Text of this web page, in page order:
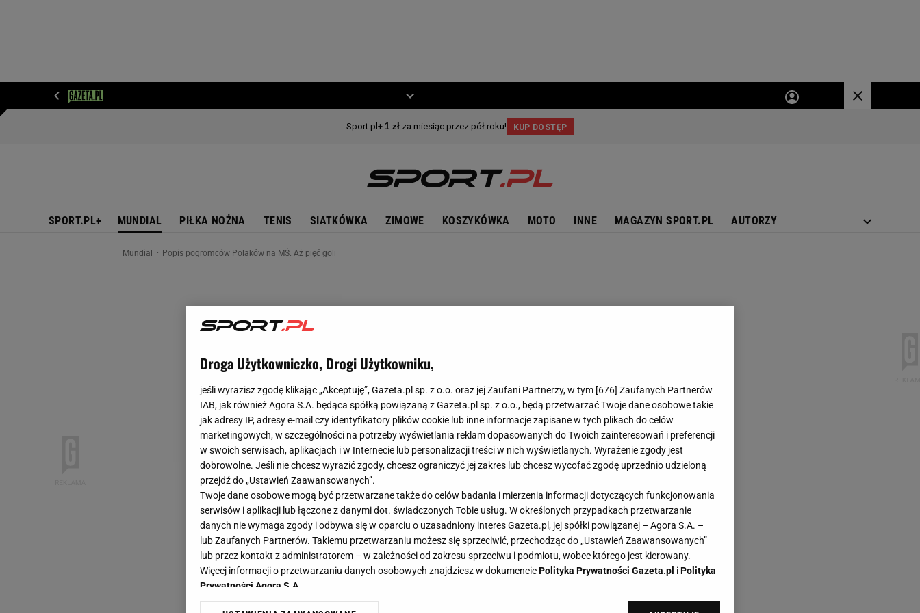
SPORT.PL+ MUNDIAL PIŁKA NOŻNA TENIS SIATKÓWKA ZIMOWE KOSZYKÓWKA MOTO INNE MAGAZYN SPORT.PL AUTORZY
Mundial Popis pogromców Polaków na MŚ. Aż pięć goli
Droga Użytkowniczko, Drogi Użytkowniku,
jeśli wyrazisz zgodę klikając „Akceptuję”, Gazeta.pl sp. z o.o. oraz jej Zaufani Partnerzy, w tym [676] Zaufanych Partnerów
IAB, jak również Agora S.A. będąca spółką powiązaną z Gazeta.pl sp. z o.o., będą przetwarzać Twoje dane osobowe takie
jak adresy IP, adresy e-mail czy identyfikatory plików cookie lub inne informacje zapisane w tych plikach do celów
marketingowych, w szczególności na potrzeby wyświetlania reklam dopasowanych do Twoich zainteresowań i preferencji
w swoich serwisach, aplikacjach i w Internecie lub personalizacji treści w nich wyświetlanych. Wyrażenie zgody jest
dobrowolne. Jeśli nie chcesz wyrazić zgody, chcesz ograniczyć jej zakres lub chcesz wycofać zgodę uprzednio udzieloną
przejdź do „Ustawień Zaawansowanych”.
Twoje dane osobowe mogą być przetwarzane także do celów badania i mierzenia informacji dotyczących funkcjonowania
serwisów i aplikacji lub łączone z danymi dot. świadczonych Tobie usług. W określonych przypadkach przetwarzanie
danych nie wymaga zgody i odbywa się w oparciu o uzasadniony interes Gazeta.pl, jej spółki powiązanej – Agora S.A. –
lub Zaufanych Partnerów. Takiemu przetwarzaniu możesz się sprzeciwić, przechodząc do „Ustawień Zaawansowanych”
lub przez kontakt z administratorem – w zależności od zakresu sprzeciwu i podmiotu, wobec którego jest kierowany.
Więcej informacji o przetwarzaniu danych osobowych znajdziesz w dokumenciePolityka Prywatności Gazeta.pl iPolityka
Prywatności Agora S.A.